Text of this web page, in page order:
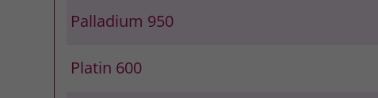
Palladium 950
Platin 600